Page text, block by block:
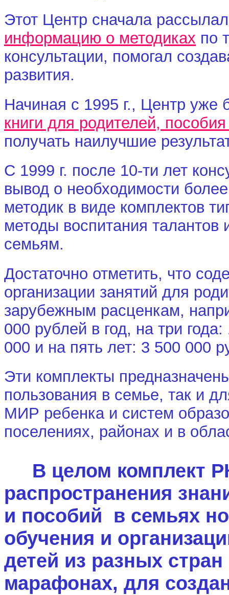
Этот Центр сначала
информацию о методиках по
консультации, помогал
развития.
Начиная с 1995 г., Центр уже
книги для родителей,
получать наилучшие
С 1999 г. после 10-ти лет
вывод о необходимости
методик в виде комплектов
методы воспитания
семьям.
Достаточно отметить, что
организации занятий для
зарубежным расценкам,
000 рублей в год, на три
000 и на пять лет: 3 500 000
Эти комплекты
пользования в семье, так и
МИР ребенка и систем
поселениях, районах и в
В целом комплект
распространения
и пособий в семьях
обучения и
детей из разных
марафонах, для